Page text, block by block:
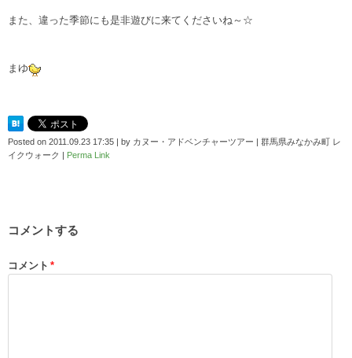
また、違った季節にも是非遊びに来てくださいね～☆
まゆ
Posted on 2011.09.23 17:35 | by カヌー・アドベンチャーツアー | 群馬県みなかみ町 レ
イクウォーク | Perma Link
コメントする
コメント *